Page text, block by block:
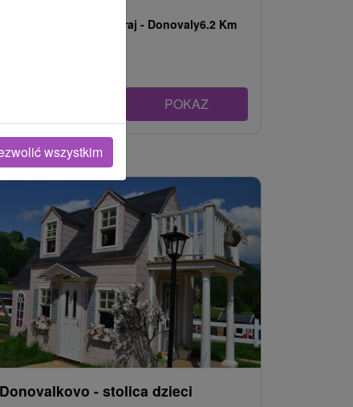
Banskobystrický kraj - Donovaly6.2 Km
POKAZ
Donovalkovo - stolica dzieci
wszystkim